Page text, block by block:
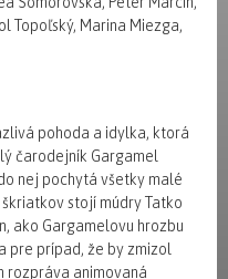
Topoľský, Marina Miezga,
pohoda a idylka, ktorá
čarodejník Gargamel
nej pochytá všetky malé
stojí múdry Tatko
ako Gargamelovu hrozbu
pre prípad, že by zmizol
rozpráva animovaná